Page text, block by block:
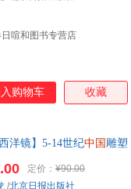
喧和图书专营店
购物车 收藏
西洋镜】5-14世纪中国 雕
放心下单，本店所有商
定价： ¥90.00
/北京日报出版社